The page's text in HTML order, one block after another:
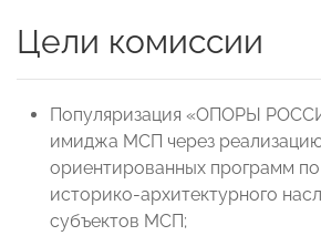
Цели комиссии
Популяризация «ОПОРЫ
имиджа МСП через
ориентированных программ
историко-архитектурного
субъектов МСП;